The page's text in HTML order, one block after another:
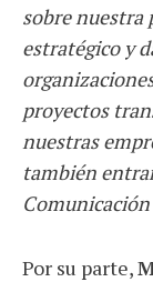
sobre nuestra
estratégico y
proyectos
nuestras
también
Por su parte,